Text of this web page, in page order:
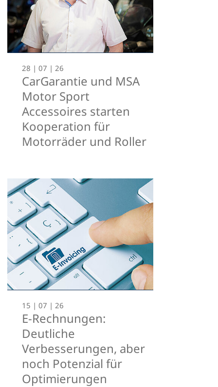
28 | 07 | 26
CarGarantie und MSA
Motor Sport
Accessoires starten
Kooperation für
Motorräder und Roller
15 | 07 | 26
E-Rechnungen:
Deutliche
Verbesserungen, aber
noch Potenzial für
Optimierungen